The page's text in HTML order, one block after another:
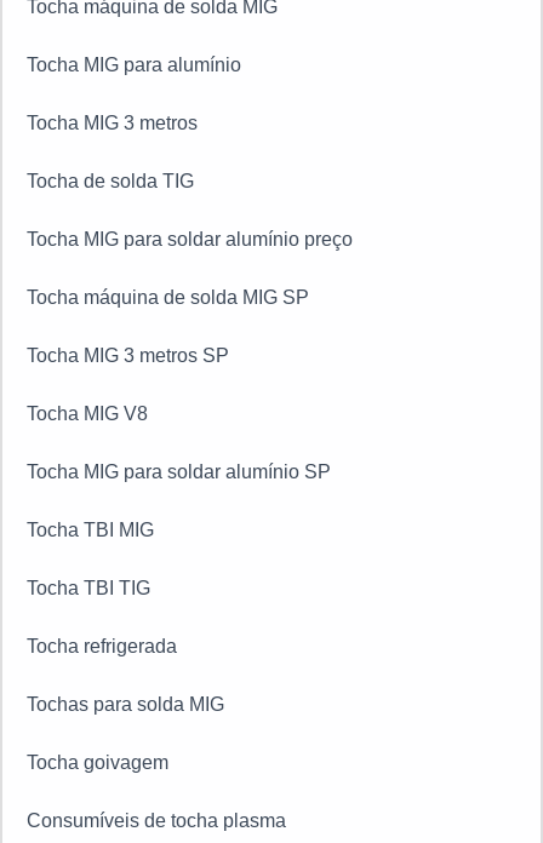
Conserto de máquina de solda
Manutenção solda MIG preço
Manutenção em máquinas de solda em SP
Tocha de solda MIG
Tocha MIG para soldar alumínio
Tocha MIG 5 metros
Tocha máquina de solda MIG
Tocha MIG para alumínio
Tocha MIG 3 metros
Tocha de solda TIG
Tocha MIG para soldar alumínio preço
Tocha máquina de solda MIG SP
Tocha MIG 3 metros SP
Tocha MIG V8
Tocha MIG para soldar alumínio SP